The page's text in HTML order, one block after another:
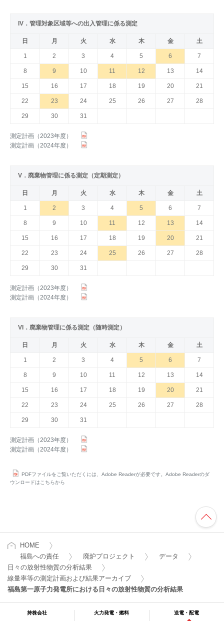
IV．管理対象区域等への出入管理に係る測定
日 月 火 水 木 金 土
1 2 3 4 5 6 7
8 9 10 11 12 13 14
15 16 17 18 19 20 21
22 23 24 25 26 27 28
29 30 31
測定計画（2023年度）
測定計画（2024年度）
V．廃棄物管理に係る測定（定期測定）
日 月 火 水 木 金 土
1 2 3 4 5 6 7
8 9 10 11 12 13 14
15 16 17 18 19 20 21
22 23 24 25 26 27 28
29 30 31
測定計画（2023年度）
測定計画（2024年度）
VI．廃棄物管理に係る測定（随時測定）
日 月 火 水 木 金 土
1 2 3 4 5 6 7
8 9 10 11 12 13 14
15 16 17 18 19 20 21
22 23 24 25 26 27 28
29 30 31
測定計画（2023年度）
測定計画（2024年度）
PDFファイルをご覧いただくには、Adobe Readerが必要です。Adobe Readerのダ
ウンロードはこちらから
HOME
福島への責任
廃炉プロジェクト
データ
日々の放射性物質の分析結果
線量率等の測定計画および結果アーカイブ
福島第一原子力発電所における日々の放射性物質の分析結果
持株会社 火力発電・燃料 送電・配電